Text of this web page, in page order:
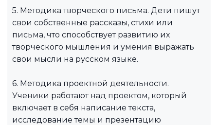
5. Методика творческого письма. Дети пишут
свои собственные рассказы, стихи или
письма, что способствует развитию их
творческого мышления и умения выражать
свои мысли на русском языке.
6. Методика проектной деятельности.
Ученики работают над проектом, который
включает в себя написание текста,
исследование темы и презентацию